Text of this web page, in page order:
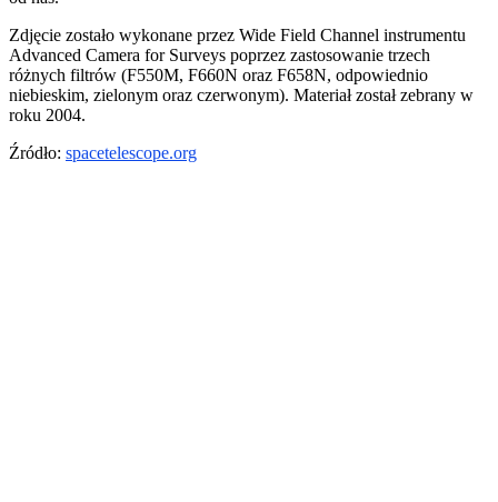
Zdjęcie zostało wykonane przez Wide Field Channel instrumentu
Advanced Camera for Surveys poprzez zastosowanie trzech
różnych filtrów (F550M, F660N oraz F658N, odpowiednio
niebieskim, zielonym oraz czerwonym). Materiał został zebrany w
roku 2004.
Źródło: spacetelescope.org